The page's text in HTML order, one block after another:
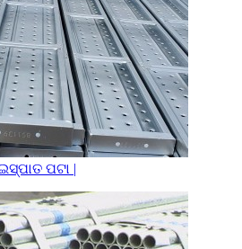
ପଟା |